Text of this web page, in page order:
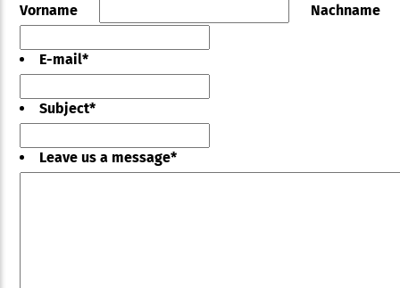
Vorname
Nachname
E-mail*
Subject*
Leave us a message*